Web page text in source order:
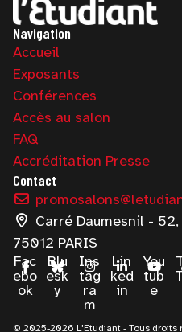
Navigation
Accueil
Exposants
Conférences
Accès au salon
FAQ
Accréditation Presse
Contact
Carré Daumesnil -
75012 PARIS
Fac
ebo
ok
Blu
esk
y
Ins
tag
ra
m
Lin
ked
in
You
tub
e
© 2025-2026 L'Etudiant - Tous droits